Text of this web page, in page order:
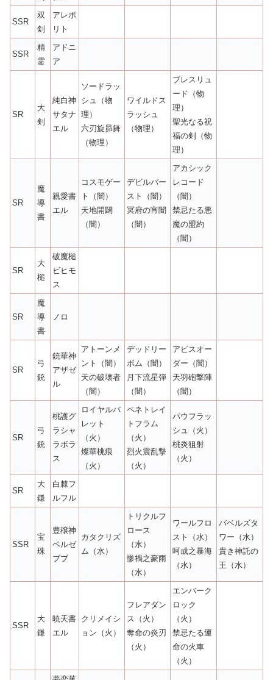
SSR
双
剣
アレボ
リト
SSR
精
霊
アドニ
ア
SR
大
剣
純白神
サタナ
エル
ソードラッ
シュ（物
理）
六刃旋昴舞
（物理）
ワイルドス
ラッシュ
（物理）
ブレスリュ
ード（物
理）
聖光なる祝
福の剣（物
理）
SR
魔
導
書
親愛書
エル
コスモゲー
ト（闇）
天地開闢
（闇）
デビルバー
スト（闇）
冥府の宵闇
（闇）
アカシック
レコード
（闇）
禁忌たる悪
魔の盟約
（闇）
SR
大
槌
破魔槌
ビヒモ
ス
SR
魔
導
書
ノロ
SR
弓
銃
銃華神
アザゼ
ル
アトーンメ
ント（闇）
天の破壊者
（闇）
デッドリー
ボム（闇）
月下流星弾
（闇）
アビスオー
ダー（闇）
天羽砲撃陣
（闇）
SR
弓
銃
桃護グ
ラシャ
ラボラ
ス
ロイヤルバ
レット
（火）
燦華桃痕
（火）
ペネトレイ
トフラム
（火）
烈火震乱撃
（火）
パウフラッ
シュ（火）
桃炎狙射
（火）
SR
大
鎌
白棘フ
ルフル
SSR
宝
珠
豊穣神
ベルゼ
ブブ
カタクリズ
ム（水）
トリクルフ
ロース
（水）
惨禍之豪雨
（水）
ワールフロ
スト（水）
呵成之暴海
（水）
バベルズタ
ワー（水）
貴き神託の
王（水）
SSR
大
鎌
暁天書
エル
クリメイシ
ョン（火）
フレアダン
ス（火）
奪命の炎刃
（火）
エンバーク
ロック
（火）
禁忌たる運
命の火車
（火）